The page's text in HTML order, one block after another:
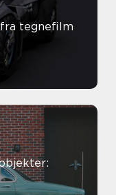
tegnefilm